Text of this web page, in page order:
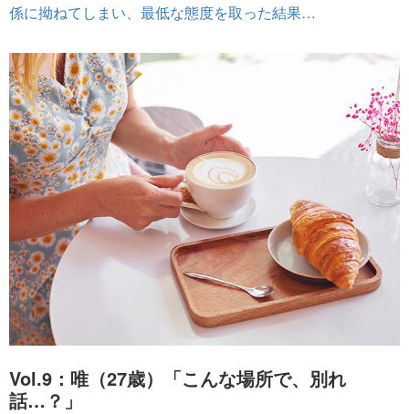
係に拗ねてしまい、最低な態度を取った結果…
Vol.9：唯（27歳）「こんな場所で、別れ
話…？」